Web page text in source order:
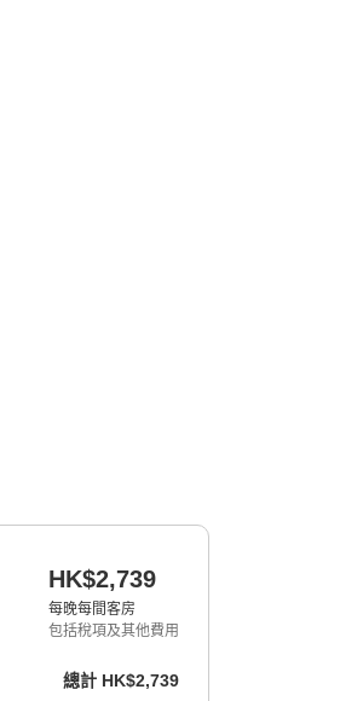
HK$2,739
每晚每間客房
包括稅項及其他費用
總計 HK$2,739